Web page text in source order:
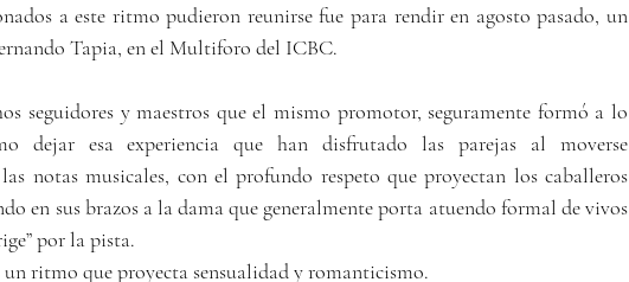
a este ritmo pudieron reunirse fue para rendir en agosto pasado, un
Tapia, en el Multiforo del ICBC.
seguidores y maestros que el mismo promotor, seguramente formó a lo
dejar esa experiencia que han disfrutado las parejas al moverse
notas musicales, con el profundo respeto que proyectan los caballeros
en sus brazos a la dama que generalmente porta atuendo formal de vivos
por la pista.
un ritmo que proyecta sensualidad y romanticismo.